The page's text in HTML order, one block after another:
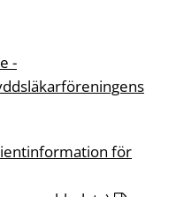
-
för